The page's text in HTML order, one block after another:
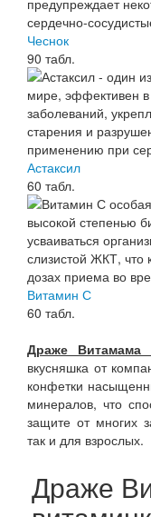
Чеснок
90 табл.
Астаксил
60 табл.
Витамин С
60 табл.
Драже Витамама
вкусняшка от
конфетки
минералов, что
защите от многих
так и для взрослых.
Драже